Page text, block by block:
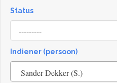
Status
[invalid
name]
Indiener (persoon)
Sander Dekker (S.)